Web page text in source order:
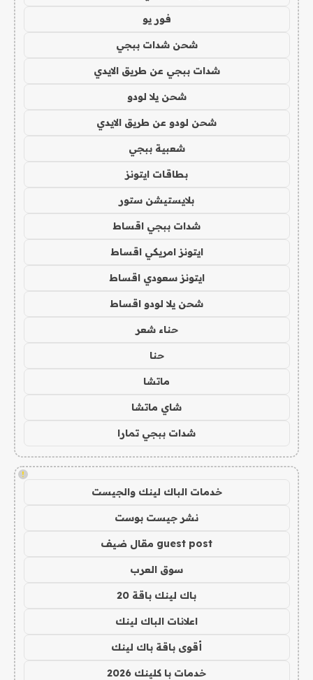
فور يو
شحن شدات ببجي
شدات ببجي عن طريق الايدي
شحن يلا لودو
شحن لودو عن طريق الايدي
شعبية ببجي
بطاقات ايتونز
بلايستيشن ستور
شدات ببجي اقساط
ايتونز امريكي اقساط
ايتونز سعودي اقساط
شحن يلا لودو اقساط
حناء شعر
حنا
ماتشا
شاي ماتشا
شدات ببجي تمارا
!
خدمات الباك لينك والجيست
نشر جيست بوست
guest post مقال ضيف
سوق العرب
باك لينك باقة 20
اعلانات الباك لينك
أقوى باقة باك لينك
خدمات با كلينك 2026